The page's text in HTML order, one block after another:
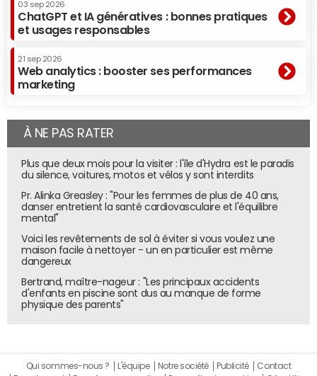
03 sep 2026
ChatGPT et IA génératives : bonnes pratiques
et usages responsables
21 sep 2026
Web analytics : booster ses performances
marketing
À NE PAS RATER
Plus que deux mois pour la visiter : l'île d'Hydra est le paradis
du silence, voitures, motos et vélos y sont interdits
Pr. Alinka Greasley : "Pour les femmes de plus de 40 ans,
danser entretient la santé cardiovasculaire et l'équilibre
mental"
Voici les revêtements de sol à éviter si vous voulez une
maison facile à nettoyer - un en particulier est même
dangereux
Bertrand, maître-nageur : "Les principaux accidents
d'enfants en piscine sont dus au manque de forme
physique des parents"
Qui sommes-nous ? L'équipe Notre société Publicité
Contact